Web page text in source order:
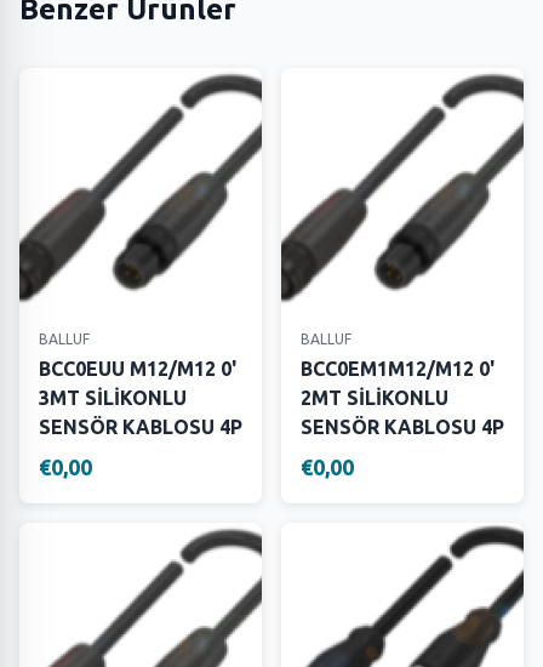
Benzer Ürünler
BALLUF
BCC0EUU M12/M12 0'
3MT SİLİKONLU
SENSÖR KABLOSU 4P
€0,00
BALLUF
BCC0EM1M12/M12 0'
2MT SİLİKONLU
SENSÖR KABLOSU 4P
€0,00